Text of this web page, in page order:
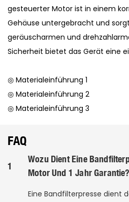
gesteuerter Motor ist in einem
Gehäuse untergebracht und
geräuscharmen und
Sicherheit bietet das Gerät eine
◎ Materialeinführung 1
◎ Materialeinführung 2
◎ Materialeinführung 3
FAQ
1
Wozu Dient Eine
Motor Und 1 Jahr Garantie?
Eine Bandfilterpresse dient